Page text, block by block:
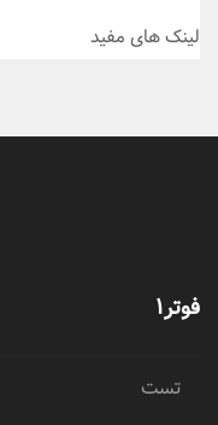
لینک های مفید
فوتر1
تست